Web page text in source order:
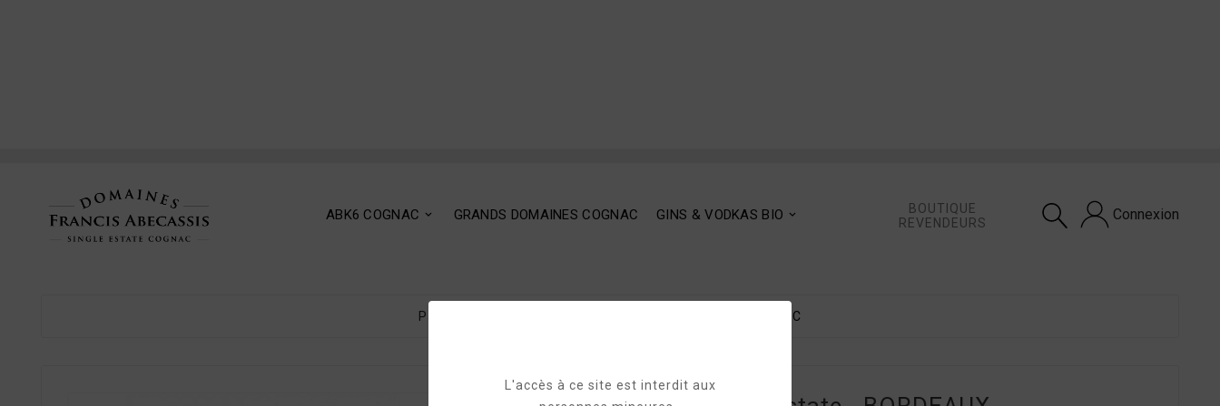
L'accès à ce site est interdit aux
ABK6 COGNAC GRANDS DOMAINES COGNAC GINS & VODKAS BIO
BOUTIQUE
REVENDEURS
Connexion
Page D'accueil ABK6 Family Estate - BORDEAUX BLANC